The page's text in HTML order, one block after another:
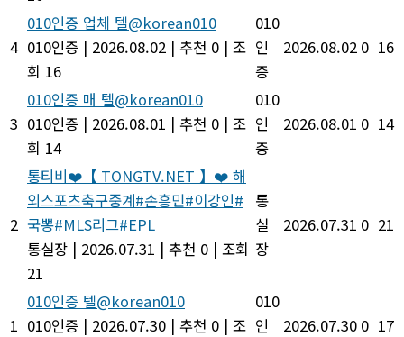
4
010인증 업체 텔@korean010
010인증 | 2026.08.02 | 추천 0 | 조
회 16
010
인
증
2026.08.02 0 16
3
010인증 매 텔@korean010
010인증 | 2026.08.01 | 추천 0 | 조
회 14
010
인
증
2026.08.01 0 14
2
통티비❤️【 TONGTV.NET 】❤️ 해
외스포츠축구중계#손흥민#이강인#
국뽕#MLS리그#EPL
통실장 | 2026.07.31 | 추천 0 | 조회
21
통
실
장
2026.07.31 0 21
1
010인증 텔@korean010
010인증 | 2026.07.30 | 추천 0 | 조
010
인
2026.07.30 0 17